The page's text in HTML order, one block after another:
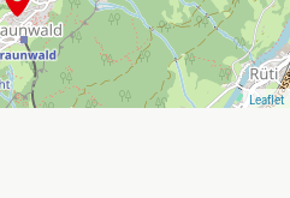
Leaflet